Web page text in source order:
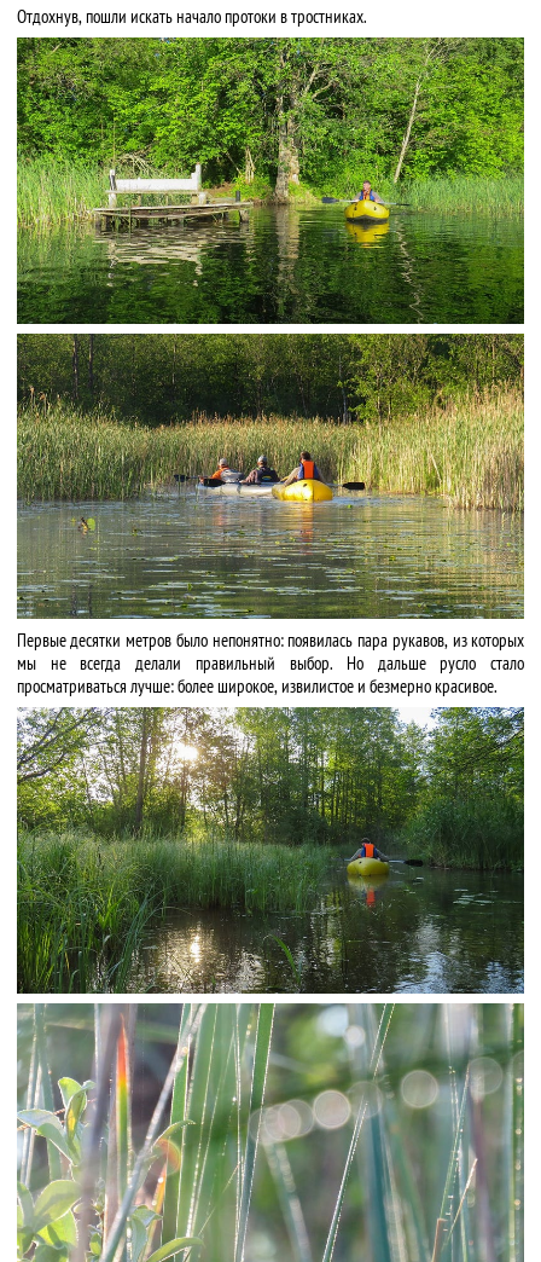
Отдохнув, пошли искать начало протоки в тростниках.
Первые десятки метров было непонятно: появилась пара рукавов, из которых
мы не всегда делали правильный выбор. Но дальше русло стало
просматриваться лучше: более широкое, извилистое и безмерно красивое.